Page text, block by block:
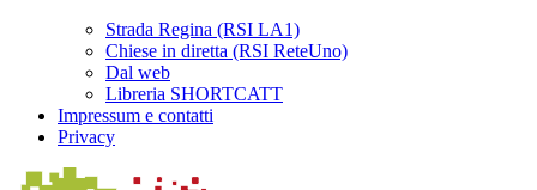
Strada Regina (RSI LA1)
Chiese in diretta (RSI ReteUno)
Dal web
Libreria SHORTCATT
Impressum e contatti
Privacy